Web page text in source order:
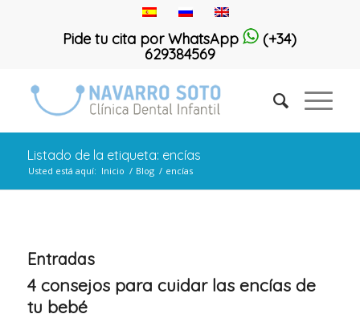
Pide tu cita por WhatsApp
(+34)
629384569
Listado de la etiqueta: encías
Usted está aquí: Inicio / Blog / encías
Entradas
4 consejos para cuidar las encías de
tu bebé